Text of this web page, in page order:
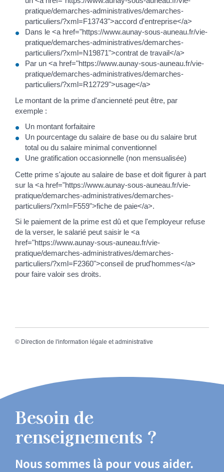
pratique/demarches-administratives/demarches-
particuliers/?xml=F13743">accord d'entreprise</a>
Dans le <a href="https://www.aunay-sous-auneau.fr/vie-
pratique/demarches-administratives/demarches-
particuliers/?xml=N19871">contrat de travail</a>
Par un <a href="https://www.aunay-sous-auneau.fr/vie-
pratique/demarches-administratives/demarches-
particuliers/?xml=R12729">usage</a>
Le montant de la prime d'ancienneté peut être, par
exemple :
Un montant forfaitaire
Un pourcentage du salaire de base ou du salaire brut
total ou du salaire minimal conventionnel
Une gratification occasionnelle (non mensualisée)
Cette prime s'ajoute au salaire de base et doit figurer à part
sur la <a href="https://www.aunay-sous-auneau.fr/vie-
pratique/demarches-administratives/demarches-
particuliers/?xml=F559">fiche de paie</a>.
Si le paiement de la prime est dû et que l'employeur refuse
de la verser, le salarié peut saisir le <a
href="https://www.aunay-sous-auneau.fr/vie-
pratique/demarches-administratives/demarches-
particuliers/?xml=F2360">conseil de prud'hommes</a>
pour faire valoir ses droits.
© Direction de l'information légale et administrative
Besoin de
renseignements ?
Nous sommes là pour vous aider.